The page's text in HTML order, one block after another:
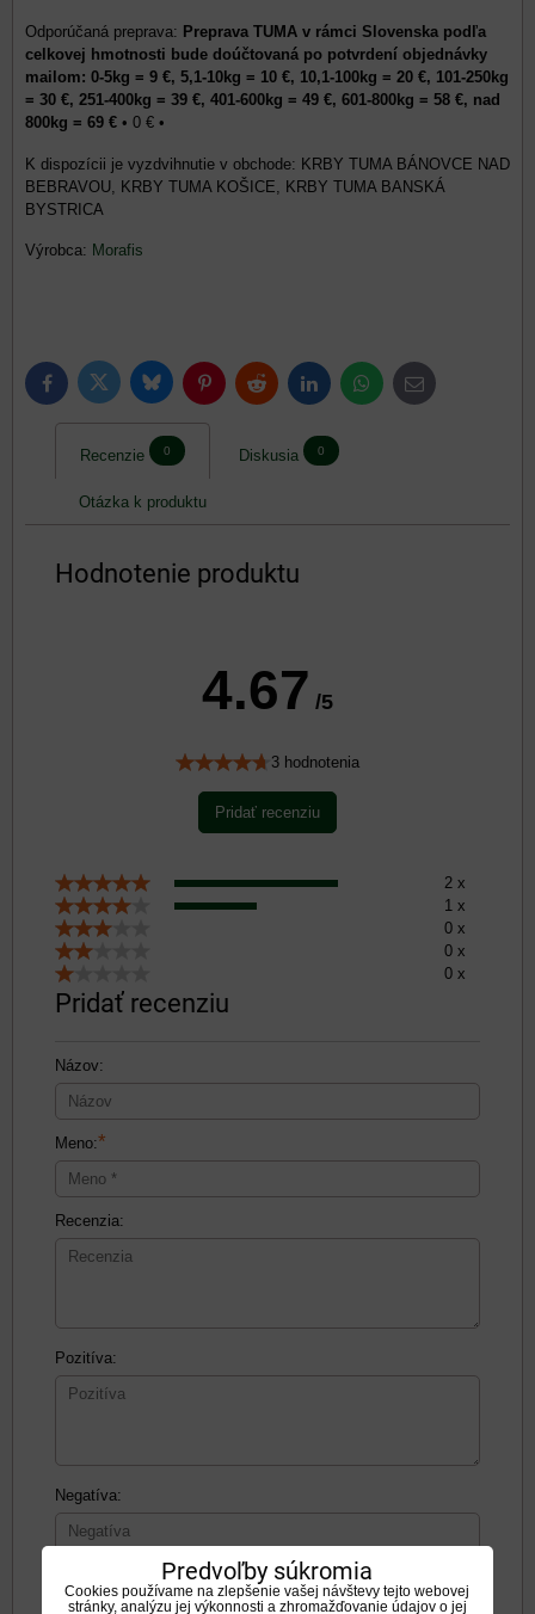
Preprava TUMA v rámci Slovenska podľa
celkovej hmotnosti bude doúčtovaná po potvrdení objednávky
mailom: 0-5kg = 9 €, 5,1-10kg = 10 €, 10,1-100kg = 20 €, 101-250kg
= 30 €, 251-400kg = 39 €, 401-600kg = 49 €, 601-800kg = 58 €, nad
800kg = 69 € • 0 € •
KRBY TUMA BÁNOVCE NAD
BEBRAVOU, KRBY TUMA KOŠICE, KRBY TUMA BANSKÁ
BYSTRICA
Výrobca: Morafis
FacebookTwitter BlueskyPinterestReddit LinkedInWhatsApp
E-
mail
Recenzie 0 Diskusia 0
Otázka k produktu
Hodnotenie produktu
4.67 /5
3 hodnotenia
Pridať recenziu
2 x
1 x
0 x
0 x
0 x
Pridať recenziu
Názov:
Meno:*
Recenzia:
Pozitíva:
Negatíva:
Predvoľby súkromia
Cookies používame na zlepšenie vašej návštevy tejto webovej
stránky, analýzu jej výkonnosti a zhromažďovanie údajov o jej